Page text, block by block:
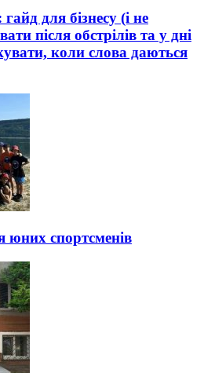
для бізнесу (і не
після обстрілів та у дні
коли слова даються
юних спортсменів